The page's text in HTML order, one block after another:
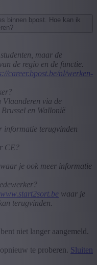
maar de
de regio en de functie.
career.bpost.be/nl/werken-
Vlaanderen via de
en Wallonië
informatie terugvinden
CE?
waar je ook meer informatie
www.start2sort.be waar je
terugvinden.
niet langer aangemeld.
te proberen. Sluiten